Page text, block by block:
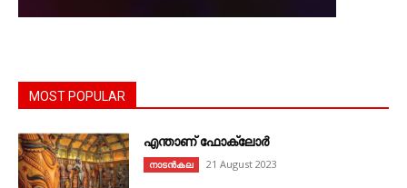
MOST POPULAR
എന്താണ്‌ ഫോക്‌ലോർ
നാടൻകല 21 August 2023